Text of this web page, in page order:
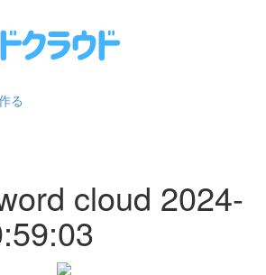
る
cloud 2024-